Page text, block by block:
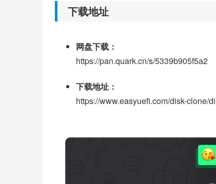
下载地址
网盘下载：
https://pan.quark.cn/s/5339b905f5a2
下载地址：
https://www.easyuefi.com/disk-clone/